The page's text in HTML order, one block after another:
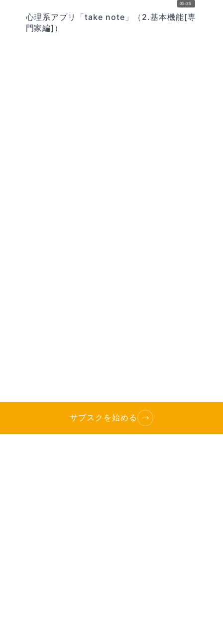
05:35
心理系アプリ「take note」（2.基本機能[専
門家編]）
サブスクを始める